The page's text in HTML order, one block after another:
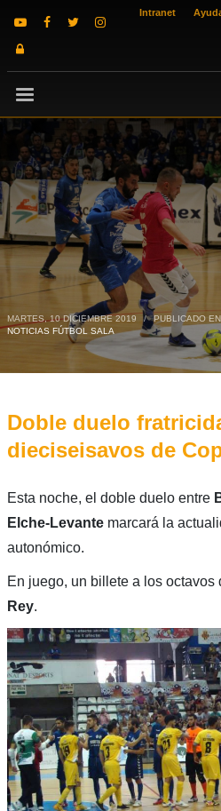
Intranet
MARTES, 10 DICIEMBRE 2019 / PUBLICADO EN
NOTICIAS FÚTBOL SALA
Doble duelo
dieciseisavos de
Esta noche, el doble duelo entre
Elche-Levante marcará la
autonómico.
En juego, un billete a los octavos
Rey.